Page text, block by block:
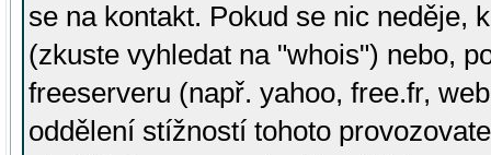
se na kontakt. Pokud se nic neděje,
(zkuste vyhledat na "whois") nebo,
freeserveru (např. yahoo, free.fr,
oddělení stížností tohoto